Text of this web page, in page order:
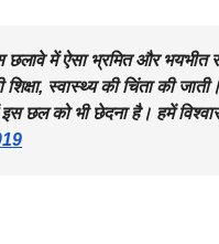
छलावे में ऐसा भ्रमित और भयभीत
स्वास्थ्य की चिंता की जाती।
को भी छेदना है। हमें विश्वास